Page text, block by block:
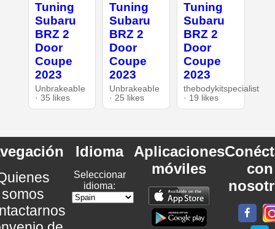
Tuning
Subaru
BRZ 2
Door
Coupe
2023
UnbrakeabIe
· 35 likes
Tuning
Subaru
BRZ 2
Door
Coupe
2023
UnbrakeabIe
· 25 likes
Tuning
Subaru
BRZ 2
Door
Coupe
2023
thebodykitspecialist
· 19 likes
somos
Idioma
Seleccionar
idioma:
Aplicaciones
móviles
con